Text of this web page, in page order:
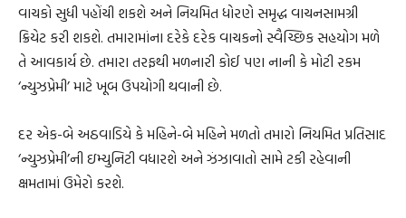
વાચકો સુધી પહોંચી શકશે અને નિયમિત ધોરણે સમૃદ્ધ વાચનસામગ્રી
ક્રિયેટ કરી શકશે. તમારામાંના દરેકે દરેક વાચકનો સ્વૈચ્છિક સહયોગ મળે
તે આવકાર્ય છે. તમારા તરફથી મળનારી કોઈ પણ નાની કે મોટી રકમ
‘ન્યુઝપ્રેમી’ માટે ખૂબ ઉપયોગી થવાની છે.
દર એક-બે અઠવાડિયે કે મહિને-બે મહિને મળતો તમારો નિયમિત પ્રતિસાદ
‘ન્યુઝપ્રેમી’ની ઇમ્યુનિટી વધારશે અને ઝંઝાવાતો સામે ટકી રહેવાની
ક્ષમતામાં ઉમેરો કરશે.